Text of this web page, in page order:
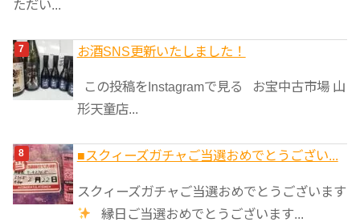
ただい...
お酒SNS更新いたしました！
この投稿をInstagramで見る お宝中古市場 山
形天童店...
■スクィーズガチャご当選おめでとうござい...
スクィーズガチャご当選おめでとうございます
縁日ご当選おめでとうございます...